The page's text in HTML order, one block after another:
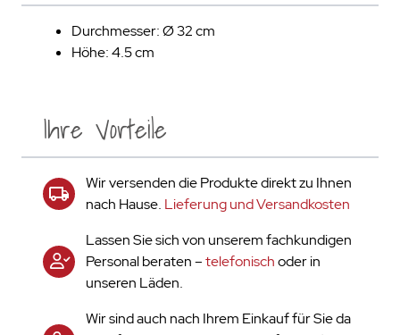
Ihre Vorteile
Wir versenden die Produkte direkt zu Ihnen
nach Hause. Lieferung und Versandkosten
Lassen Sie sich von unserem fachkundigen
Personal beraten –telefonischoder in
unseren Läden.
Wir sind auch nach Ihrem Einkauf für Sie da
Durchmesser: Ø 32 cm
Höhe: 4.5 cm